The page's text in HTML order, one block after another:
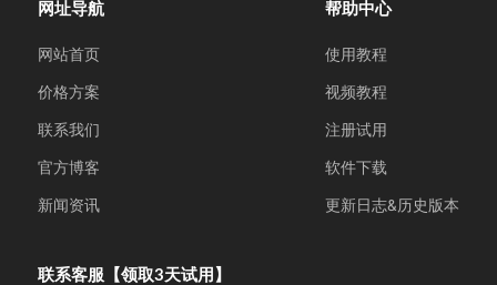
网址导航
网站首页
价格方案
联系我们
官方博客
新闻资讯
帮助中心
使用教程
视频教程
注册试用
软件下载
更新日志&历史版本
联系客服【领取3天试用】